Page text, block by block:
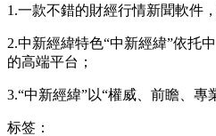
1.一款不錯的財經行情新聞軟件
2.中新經緯特色“中新經緯”依托
的高端平台；
3.“中新經緯”以“權威、前瞻、
标签：